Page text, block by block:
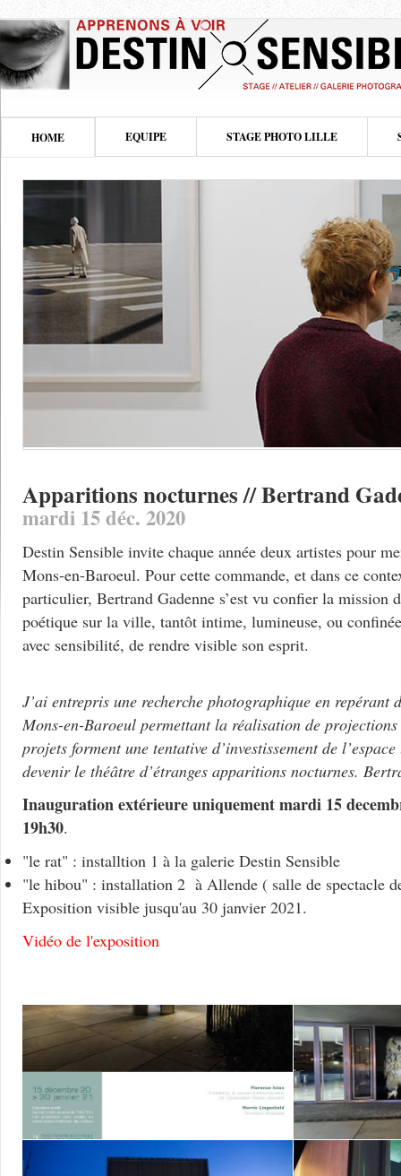
HOME EQUIPE STAGE PHOTO LILLE
Apparitions nocturnes // Bertrand
mardi 15 déc. 2020
Destin Sensible invite chaque année deux artistes pour
Mons-en-Baroeul. Pour cette commande, et dans ce
particulier, Bertrand Gadenne s’est vu confier la mission
poétique sur la ville, tantôt intime, lumineuse, ou
avec sensibilité, de rendre visible son esprit.
J’ai entrepris une recherche photographique en repérant
Mons-en-Baroeul permettant la réalisation de
projets forment une tentative d’investissement de
devenir le théâtre d’étranges apparitions nocturnes.
Inauguration extérieure uniquement mardi 15
19h30.
"le rat" : installtion 1 à la galerie Destin Sensible
"le hibou" : installation 2 à Allende ( salle de spectacle
Exposition visible jusqu'au 30 janvier 2021.
Vidéo de l'exposition